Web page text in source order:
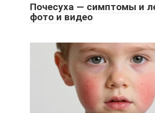
Почесуха — симптомы и
фото и видео